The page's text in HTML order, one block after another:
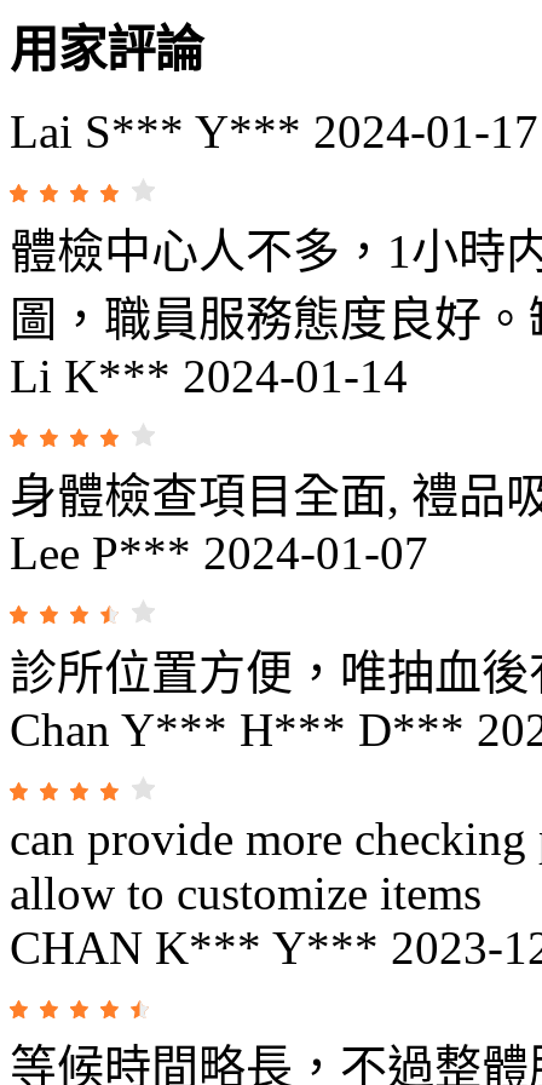
用家評論
Lai S*** Y*** 2024-01-17
體檢中心人不多，1小時
圖，職員服務態度良好
Li K*** 2024-01-14
身體檢查項目全面, 禮品
Lee P*** 2024-01-07
診所位置方便，唯抽血後
Chan Y*** H*** D***
can provide more
allow to customize items
CHAN K*** Y*** 2023-
等候時間略長，不過整